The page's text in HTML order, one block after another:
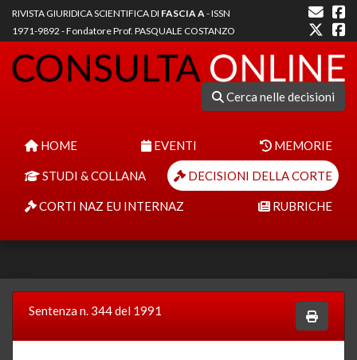
RIVISTA GIURIDICA SCIENTIFICA DI FASCIA A- ISSN
1971-9892 - Fondatore Prof. PASQUALE COSTANZO
Cerca nelle decisioni
HOME EVENTI MEMORIE
STUDI & COLLANA DECISIONI DELLA CORTE
CORTI NAZ EU INTERNAZ RUBRICHE
Sentenza n. 344 del 1991